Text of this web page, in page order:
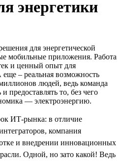
энергетики
для энергетической
мобильные приложения. Работа
и ценный опыт для
– реальная возможность
людей, ведь команда
то, без чего
— электроэнергию.
ИТ-рынка: в отличие
компания
и внедрении инновационных
Одной, но зато какой! Ведь